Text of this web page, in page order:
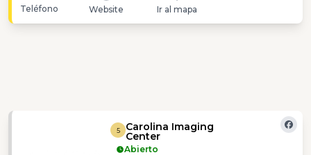
Teléfono Website Ir al mapa
5 Carolina Imaging
Center
Abierto